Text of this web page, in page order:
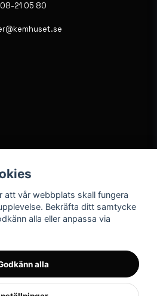
08-21 05 80
att vår webbplats skall fungera
Bekräfta ditt samtycke
alla eller anpassa via
alla